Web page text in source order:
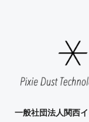
一般社団法人関西